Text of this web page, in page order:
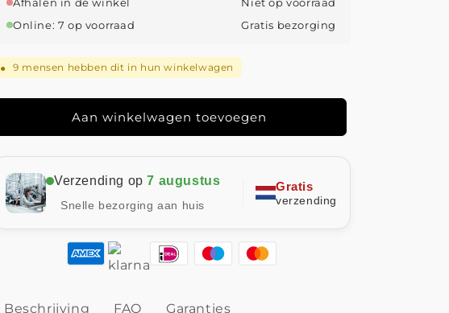
Lente
Lente
Online: 7 op voorraad
Gratis bezorging
● 9 mensen hebben dit in hun winkelwagen
Aan winkelwagen toevoegen
Verzending op7 augustus
Snelle bezorging aan huis
Gratis
verzending
Beschrijving FAQ Garanties